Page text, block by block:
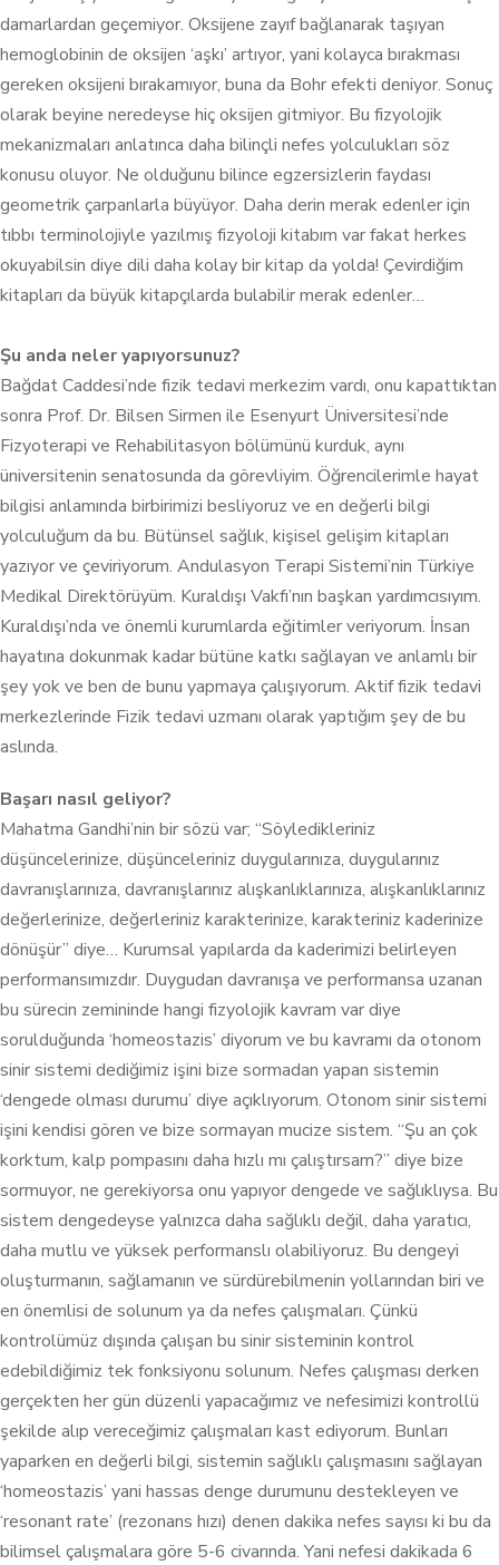
damarlardan geçemiyor. Oksijene zayıf bağlanarak taşıyan
hemoglobinin de oksijen ‘aşkı’ artıyor, yani kolayca bırakması
gereken oksijeni bırakamıyor, buna da Bohr efekti deniyor. Sonuç
olarak beyine neredeyse hiç oksijen gitmiyor. Bu fizyolojik
mekanizmaları anlatınca daha bilinçli nefes yolculukları söz
konusu oluyor. Ne olduğunu bilince egzersizlerin faydası
geometrik çarpanlarla büyüyor. Daha derin merak edenler için
tıbbı terminolojiyle yazılmış fizyoloji kitabım var fakat herkes
okuyabilsin diye dili daha kolay bir kitap da yolda! Çevirdiğim
kitapları da büyük kitapçılarda bulabilir merak edenler…
Şu anda neler yapıyorsunuz?
Bağdat Caddesi’nde fizik tedavi merkezim vardı, onu kapattıktan
sonra Prof. Dr. Bilsen Sirmen ile Esenyurt Üniversitesi’nde
Fizyoterapi ve Rehabilitasyon bölümünü kurduk, aynı
üniversitenin senatosunda da görevliyim. Öğrencilerimle hayat
bilgisi anlamında birbirimizi besliyoruz ve en değerli bilgi
yolculuğum da bu. Bütünsel sağlık, kişisel gelişim kitapları
yazıyor ve çeviriyorum. Andulasyon Terapi Sistemi’nin Türkiye
Medikal Direktörüyüm. Kuraldışı Vakfı’nın başkan yardımcısıyım.
Kuraldışı’nda ve önemli kurumlarda eğitimler veriyorum. İnsan
hayatına dokunmak kadar bütüne katkı sağlayan ve anlamlı bir
şey yok ve ben de bunu yapmaya çalışıyorum. Aktif fizik tedavi
merkezlerinde Fizik tedavi uzmanı olarak yaptığım şey de bu
aslında.
Başarı nasıl geliyor?
Mahatma Gandhi’nin bir sözü var; “Söyledikleriniz
düşüncelerinize, düşünceleriniz duygularınıza, duygularınız
davranışlarınıza, davranışlarınız alışkanlıklarınıza, alışkanlıklarınız
değerlerinize, değerleriniz karakterinize, karakteriniz kaderinize
dönüşür” diye… Kurumsal yapılarda da kaderimizi belirleyen
performansımızdır. Duygudan davranışa ve performansa uzanan
bu sürecin zemininde hangi fizyolojik kavram var diye
sorulduğunda ‘homeostazis’ diyorum ve bu kavramı da otonom
sinir sistemi dediğimiz işini bize sormadan yapan sistemin
‘dengede olması durumu’ diye açıklıyorum. Otonom sinir sistemi
işini kendisi gören ve bize sormayan mucize sistem. “Şu an çok
korktum, kalp pompasını daha hızlı mı çalıştırsam?” diye bize
sormuyor, ne gerekiyorsa onu yapıyor dengede ve sağlıklıysa. Bu
sistem dengedeyse yalnızca daha sağlıklı değil, daha yaratıcı,
daha mutlu ve yüksek performanslı olabiliyoruz. Bu dengeyi
oluşturmanın, sağlamanın ve sürdürebilmenin yollarından biri ve
en önemlisi de solunum ya da nefes çalışmaları. Çünkü
kontrolümüz dışında çalışan bu sinir sisteminin kontrol
edebildiğimiz tek fonksiyonu solunum. Nefes çalışması derken
gerçekten her gün düzenli yapacağımız ve nefesimizi kontrollü
şekilde alıp vereceğimiz çalışmaları kast ediyorum. Bunları
yaparken en değerli bilgi, sistemin sağlıklı çalışmasını sağlayan
‘homeostazis’ yani hassas denge durumunu destekleyen ve
‘resonant rate’ (rezonans hızı) denen dakika nefes sayısı ki bu da
bilimsel çalışmalara göre 5-6 civarında. Yani nefesi dakikada 6